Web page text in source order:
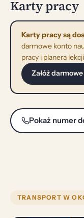
Karty pracy
Karty pracy są
darmowe konto
pracy i planera
Załóż
Pokaż numer
TRANSPORT W